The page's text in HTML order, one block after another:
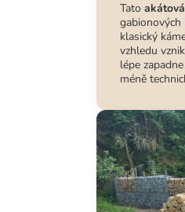
Tato
klasický
vzhledu
lépe
méně